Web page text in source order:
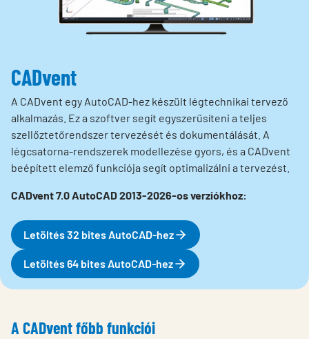
CADvent
A CADvent egy AutoCAD-hez készült légtechnikai tervező
alkalmazás. Ez a szoftver segít egyszerűsíteni a teljes
szellőztetőrendszer tervezését és dokumentálását. A
légcsatorna-rendszerek modellezése gyors, és a CADvent
beépített elemző funkciója segít optimalizálni a tervezést.
CADvent 7.0 AutoCAD 2013-2026-os verziókhoz:
Letöltés 32 bites AutoCAD-hez
Letöltés 64 bites AutoCAD-hez
A CADvent főbb funkciói